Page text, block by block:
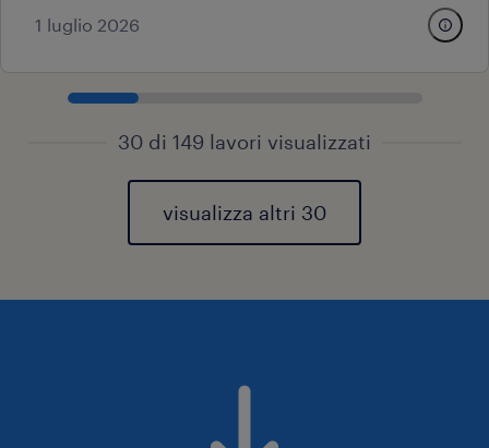
1 luglio 2026
30 di 149 lavori visualizzati
visualizza altri 30